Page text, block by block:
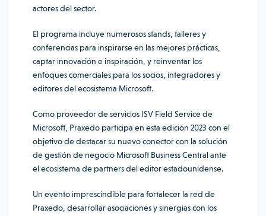
actores del sector.
El programa incluye numerosos stands, talleres y
conferencias para inspirarse en las mejores prácticas,
captar innovación e inspiración, y reinventar los
enfoques comerciales para los socios, integradores y
editores del ecosistema Microsoft.
Como proveedor de servicios ISV Field Service de
Microsoft, Praxedo participa en esta edición 2023 con el
objetivo de destacar su nuevo conector con la solución
de gestión de negocio Microsoft Business Central ante
el ecosistema de partners del editor estadounidense.
Un evento imprescindible para fortalecer la red de
Praxedo, desarrollar asociaciones y sinergias con los